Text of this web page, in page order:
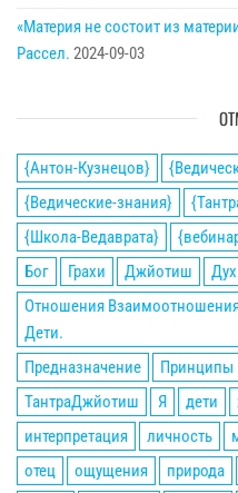
«Материя не состоит из
Рассел. 2024-09-03
{Антон-Кузнецов}
{Ведические-знания}
{Школа-Ведаврата}
Бог
Грахи Джйотиш Дух
Отношения
Дети.
Предназначение
Принципы
ТантраДжйотиш
Я дети
интерпретация
личность
отец
ощущения природа